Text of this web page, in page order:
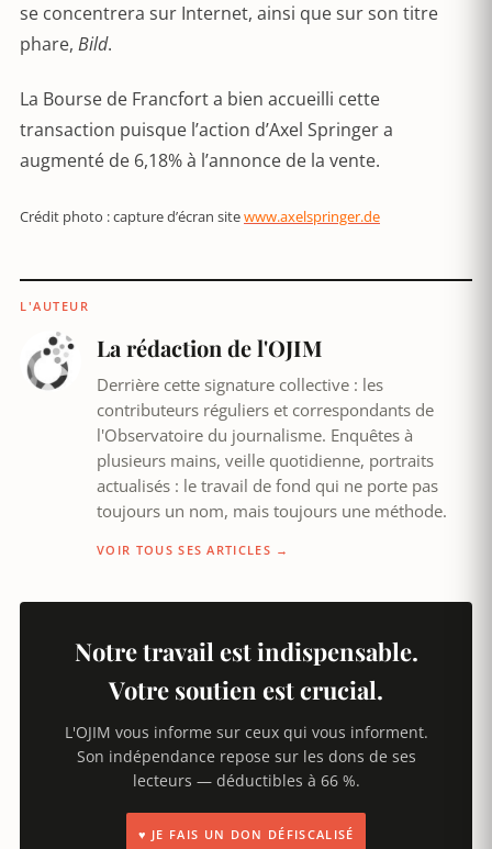
se concentrera sur Internet, ainsi que sur son titre
phare, Bild.
La Bourse de Francfort a bien accueilli cette
transaction puisque l’action d’Axel Springer a
augmenté de 6,18% à l’annonce de la vente.
Crédit photo : capture d’écran sitewww.axelspringer.de
L'AUTEUR
La rédaction de l'OJIM
Derrière cette signature collective : les
contributeurs réguliers et correspondants de
l'Observatoire du journalisme. Enquêtes à
plusieurs mains, veille quotidienne, portraits
actualisés : le travail de fond qui ne porte pas
toujours un nom, mais toujours une méthode.
VOIR TOUS SES ARTICLES →
Notre travail est indispensable.
Votre soutien est crucial.
L'OJIM vous informe sur ceux qui vous informent.
Son indépendance repose sur les dons de ses
lecteurs — déductibles à 66 %.
♥ JE FAIS UN DON DÉFISCALISÉ